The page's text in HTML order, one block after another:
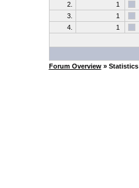
2.
1
3.
1
4.
1
Forum Overview» Statistics